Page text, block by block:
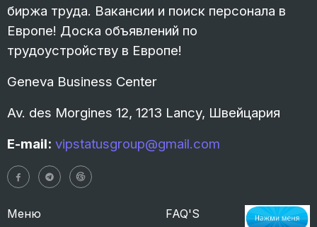
биржа труда. Вакансии и поиск персонала в
Европе! Доска объявлений по
трудоустройству в Европе!
Geneva Business Center
Av. des Morgines 12, 1213 Lancy, Швейцария
E-mail: vipstatusgroup@gmail.com
Меню FAQ'S